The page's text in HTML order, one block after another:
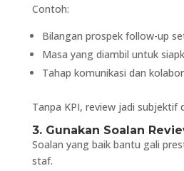
Contoh:
Bilangan prospek follow-up
Masa yang diambil untuk
Tahap komunikasi dan
Tanpa KPI, review jadi subjektif
3. Gunakan Soalan
Soalan yang baik bantu gali
staf.